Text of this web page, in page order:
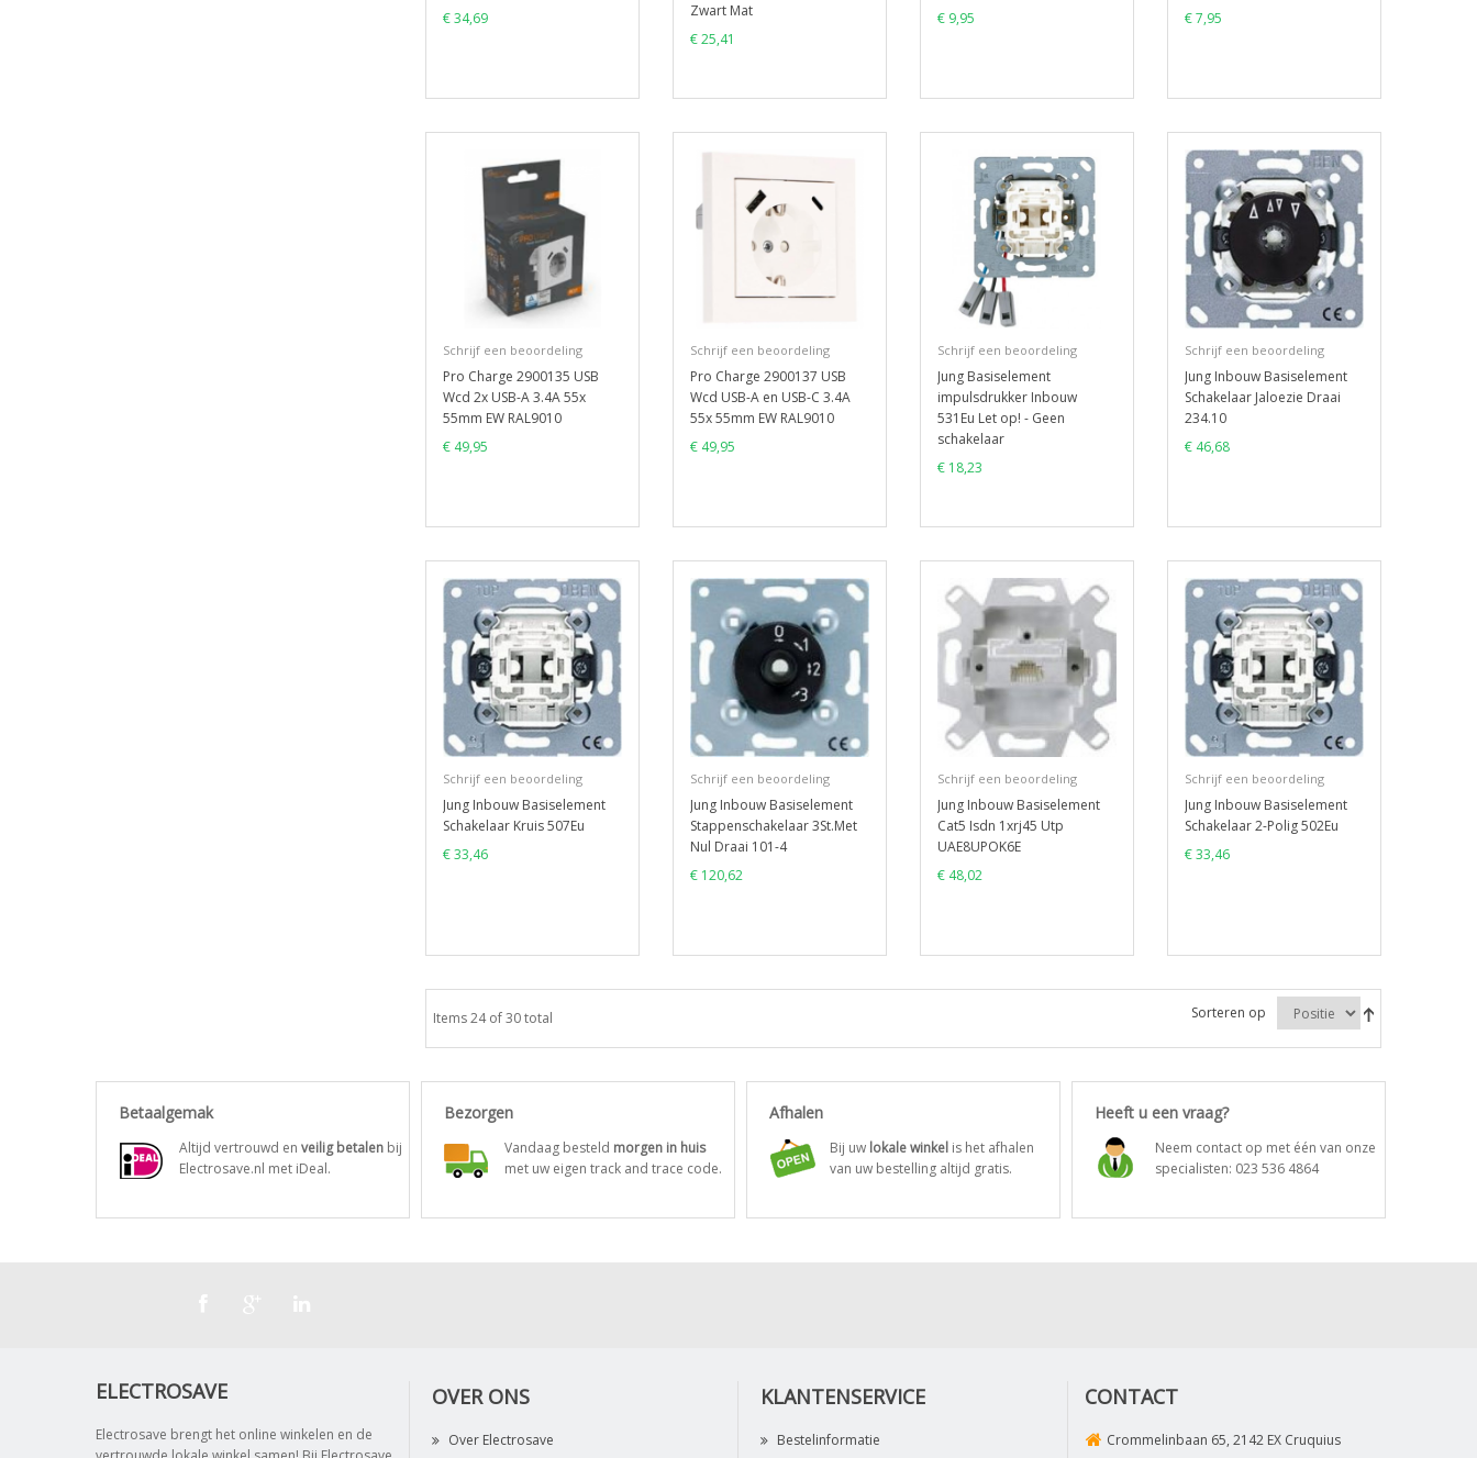
€ 34,69
Zwart Mat
€ 25,41
€ 9,95
€ 7,95
Schrijf een beoordeling
Pro Charge 2900135 USB
Wcd 2x USB-A 3.4A 55x
55mm EW RAL9010
€ 49,95
Schrijf een beoordeling
Pro Charge 2900137 USB
Wcd USB-A en USB-C 3.4A
55x 55mm EW RAL9010
€ 49,95
Schrijf een beoordeling
Jung Basiselement
impulsdrukker Inbouw
531Eu Let op! - Geen
schakelaar
€ 18,23
Schrijf een beoordeling
Jung Inbouw Basiselement
Schakelaar Jaloezie Draai
234.10
€ 46,68
Schrijf een beoordeling
Jung Inbouw Basiselement
Schakelaar Kruis 507Eu
€ 33,46
Schrijf een beoordeling
Jung Inbouw Basiselement
Stappenschakelaar 3St.Met
Nul Draai 101-4
€ 120,62
Schrijf een beoordeling
Jung Inbouw Basiselement
Cat5 Isdn 1xrj45 Utp
UAE8UPOK6E
€ 48,02
Schrijf een beoordeling
Jung Inbouw Basiselement
Schakelaar 2-Polig 502Eu
€ 33,46
Items 24 of 30 total Sorteren op
Betaalgemak
Altijd vertrouwd en veilig betalen bij
Electrosave.nl met iDeal.
Bezorgen
Vandaag besteld morgen in huis
met uw eigen track and trace code.
Afhalen
Bij uw lokale winkel is het afhalen
van uw bestelling altijd gratis.
Heeft u een vraag?
Neem contact op met één van onze
specialisten: 023 536 4864
ELECTROSAVE
Electrosave brengt het online winkelen en de
OVER ONS
Over Electrosave
KLANTENSERVICE
Bestelinformatie
CONTACT
Crommelinbaan 65, 2142 EX Cruquius